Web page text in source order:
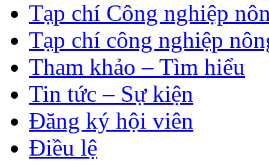
Tạp chí Công nghiệp
Tạp chí công nghiệp
Tham khảo – Tìm hiểu
Tin tức – Sự kiện
Đăng ký hội viên
Điều lệ